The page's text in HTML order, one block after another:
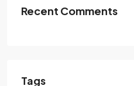
Recent Comments
Tags